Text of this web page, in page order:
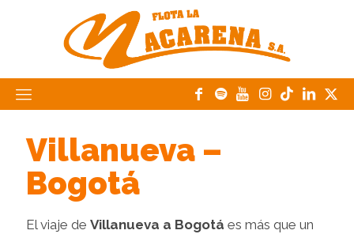
Villanueva –
Bogotá
El viaje de Villanueva a Bogotá es más que un